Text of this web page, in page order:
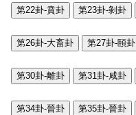
第22卦-賁卦 第23卦-剝卦
第26卦-大畜卦 第27卦-頤卦
第30卦-離卦 第31卦-咸卦
第34卦-晉卦 第35卦-晉卦